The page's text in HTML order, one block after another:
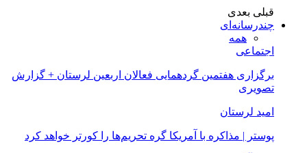
قبلی بعدی
چندرسانه‌ای
همه
اجتماعی
برگزاری هفتمین گردهمایی فعالان اربعین لرستان + گزارش
تصویری
امید لرستان
پوستر | مذاکره با آمریکا گره تحریم‌ها را کورتر خواهد کرد